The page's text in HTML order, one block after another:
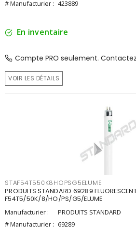
# Manufacturier : 423889
En inventaire
Compte PRO seulement.
VOIR LES DÉTAILS
STAF54T550K8HOPSG5ELUME
PRODUITS STANDARD 69289
F54T5/50K/8/HO/PS/G5/ELUME
Manufacturier :
PRODUITS STANDARD
# Manufacturier : 69289